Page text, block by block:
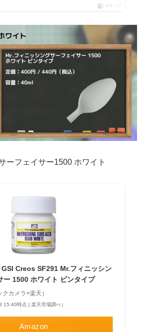
ポチップ
ーフェイサー1500 ホワイト
Creos SF291 Mr.フィニッシン
ー 1500 ホワイト ビンタイプ
カメラ×楽天）
15:40時点 | 楽天市場調べ）
Amazon